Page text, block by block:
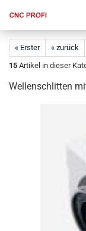
« Erster « zurück
15 Artikel in dieser
Wellenschlitten